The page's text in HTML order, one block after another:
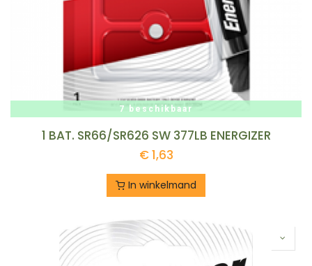
7 beschikbaar
1 BAT. SR66/SR626 SW 377LB ENERGIZER
€1,63
In winkelmand